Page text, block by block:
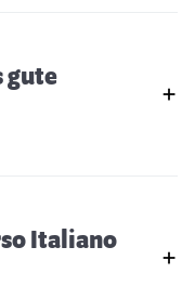
gute
Italiano